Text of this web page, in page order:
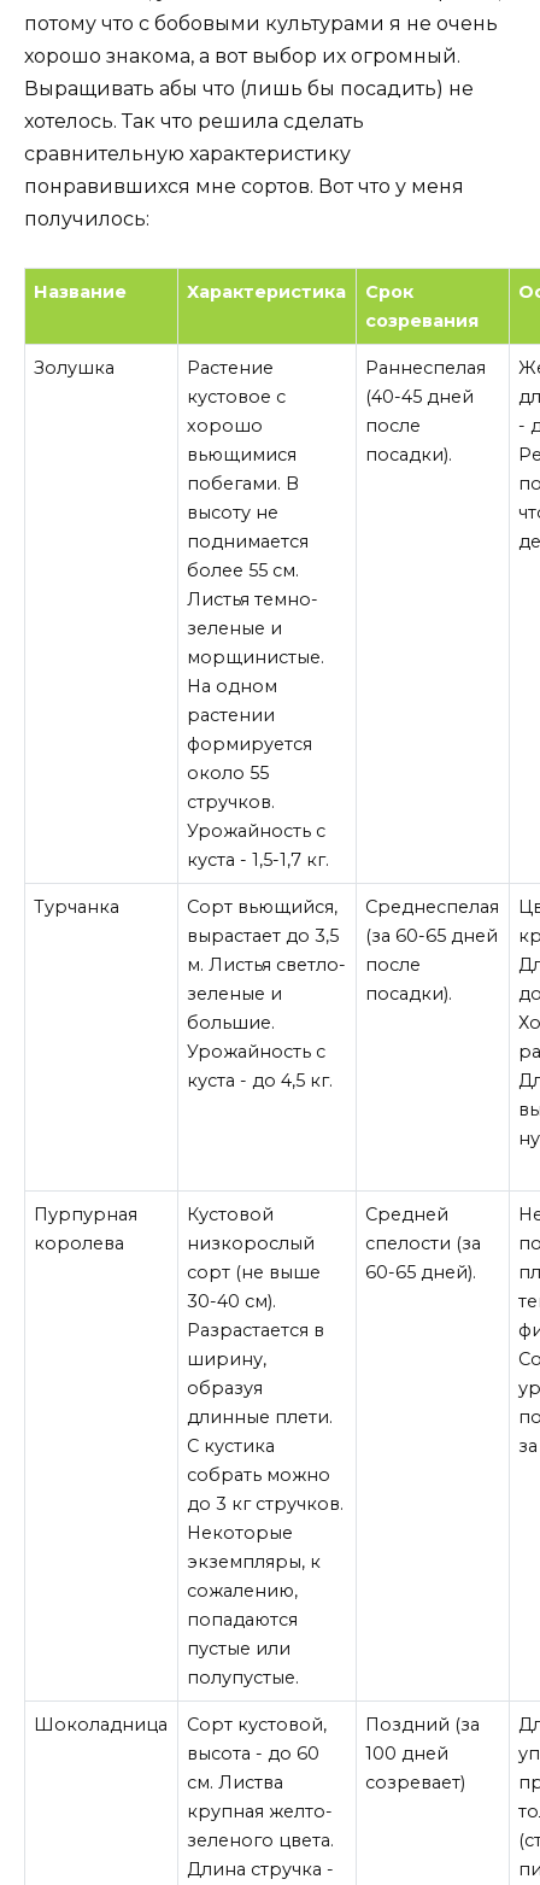
потому что с бобовыми культурами я не очень
хорошо знакома, а вот выбор их огромный.
Выращивать абы что (лишь бы посадить) не
хотелось. Так что решила сделать
сравнительную характеристику
понравившихся мне сортов. Вот что у меня
получилось:
Название Характеристика
Срок
созревания
Золушка
Растение
кустовое с
хорошо
вьющимися
побегами. В
высоту не
поднимается
более 55 см.
Листья темно-
зеленые и
морщинистые.
На одном
растении
формируется
около 55
стручков.
Урожайность с
куста - 1,5-1,7 кг.
Раннеспелая
(40-45 дней
после
посадки).
-
Турчанка
Сорт вьющийся,
вырастает до 3,5
м. Листья светло-
зеленые и
большие.
Урожайность с
куста - до 4,5 кг.
Среднеспелая
(за 60-65 дней
после
посадки).
Пурпурная
королева
Кустовой
низкорослый
сорт (не выше
30-40 см).
Разрастается в
ширину,
образуя
длинные плети.
С кустика
собрать можно
до 3 кг стручков.
Некоторые
экземпляры, к
сожалению,
попадаются
пустые или
полупустые.
Средней
спелости (за
60-65 дней).
Шоколадница
Сорт кустовой,
высота - до 60
см. Листва
крупная желто-
зеленого цвета.
Длина стручка -
Поздний (за
100 дней
созревает)